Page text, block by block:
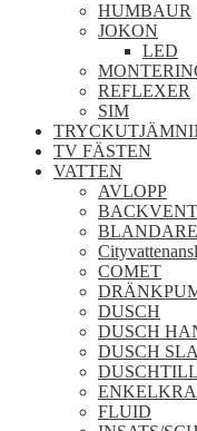
HUMBAUR
JOKON
LED
REFLEXER
SIM
TV FÄSTEN
VATTEN
AVLOPP
BLANDARE
COMET
DUSCH
DUSCH
DUSCH
FLUID